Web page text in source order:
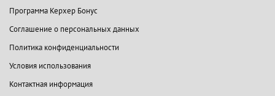
Программа Керхер Бонус
Соглашение о персональных данных
Политика конфиденциальности
Условия использования
Контактная информация